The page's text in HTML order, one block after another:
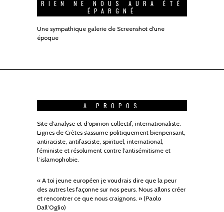
RIEN NE NOUS AURA ÉTÉ
ÉPARGNÉ
Une sympathique galerie de Screenshot d’une
époque
A PROPOS
Site d’analyse et d’opinion collectif, internationaliste.
Lignes de Crêtes s’assume politiquement bienpensant,
antiraciste, antifasciste, spirituel, international,
féministe et résolument contre l’antisémitisme et
l’islamophobie.
« A toi jeune européen je voudrais dire que la peur
des autres les façonne sur nos peurs. Nous allons créer
et rencontrer ce que nous craignons. » (Paolo
Dall’Oglio)